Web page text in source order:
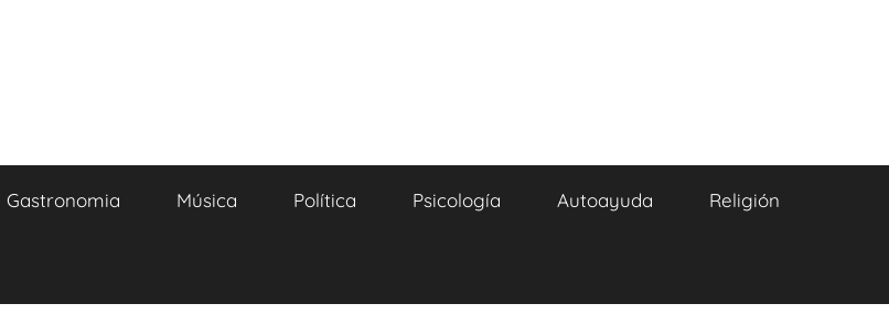
Gastronomia Música Política Psicología Autoayuda Religión